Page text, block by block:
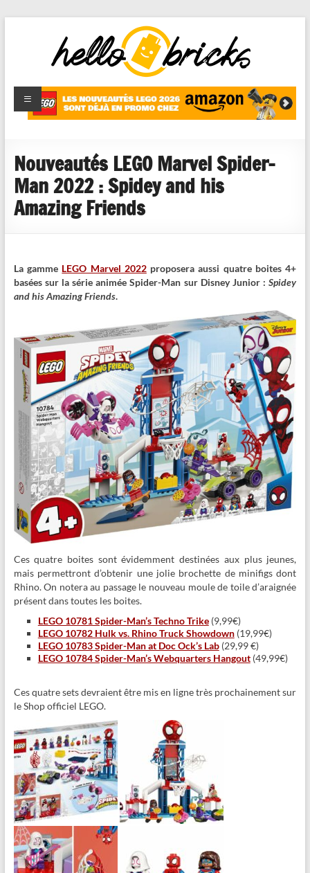
HelloBricks
Blog LEGO,
nouveaut�s
reviews
Nouveautés LEGO Marvel Spider-
Man 2022 : Spidey and his
Amazing Friends
La gamme LEGO Marvel 2022proposera aussi quatre boites 4+
basées sur la série animée Spider-Man sur Disney Junior :Spidey
and his Amazing Friends.
Ces quatre boites sont évidemment destinées aux plus jeunes,
mais permettront d’obtenir une jolie brochette de minifigs dont
Rhino. On notera au passage le nouveau moule de toile d’araignée
présent dans toutes les boites.
LEGO 10781 Spider-Man’s Techno Trike(9,99€)
LEGO 10782 Hulk vs. Rhino Truck Showdown(19,99€)
LEGO 10783 Spider-Man at Doc Ock’s Lab(29,99 €)
LEGO 10784 Spider-Man’s Webquarters Hangout(49,99€)
Ces quatre sets devraient être mis en ligne très prochainement sur
le Shop officiel LEGO.